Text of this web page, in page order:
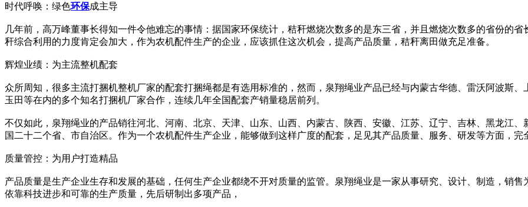
时代呼唤：绿色环保成主导
几年前，高万峰董事长得知一件令他难忘的事情：据国家环保统计，秸秆燃烧次数多的是东三省，并且燃烧次数多的省份的
秆综合利用的力度肯定会加大，作为农机配件生产的企业，应该抓住这次机会，提高产品质量，秸秆离田做充足准备。
辉煌业绩：为主流整机配套
众所周知，很多主流打捆机整机厂家的配套打捆绳都是有选用标准的，然而，泉翔绳业产品已经与内蒙古华德、雷沃阿波斯
玉田等在内的多个知名打捆机厂家合作，连续几年全国配套产销量稳居前列。
不仅如此，泉翔绳业的产品销往河北、河南、北京、天津、山东、山西、内蒙古、陕西、安徽、江苏、辽宁、吉林、黑龙江
国二十二个省、市自治区。作为一个农机配件生产企业，能够做到这样广度的配套，足见其产品质量、服务、研发等方面，完
质量管控：为用户打造精品
产品质量是生产企业生存和发展的基础，任何生产企业都绕不开对质量的监管。泉翔绳业是一家从事研究、设计、制造，销
依靠科技进步和可靠的生产质量，先后研制出多项产品，